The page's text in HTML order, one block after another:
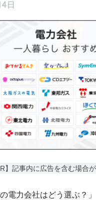
日
】記事内に広告を含む場合
電力会社はどう選ぶ？」